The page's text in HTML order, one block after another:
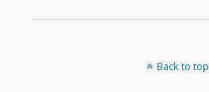
Back to top